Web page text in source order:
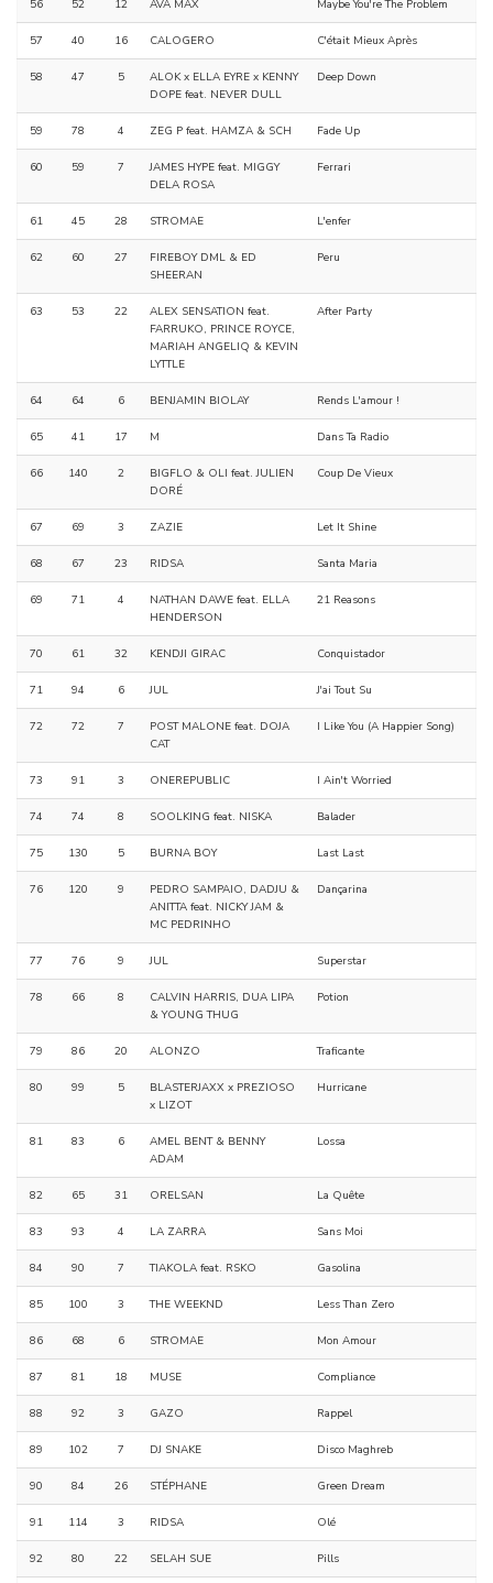
56 52 12 AVA MAX Maybe You're The Problem
57 40 16 CALOGERO C'était Mieux Après
58 47 5
ALOK x ELLA EYRE x KENNY
DOPE feat. NEVER DULL
Deep Down
59 78 4 ZEG P feat. HAMZA & SCH Fade Up
60 59 7
JAMES HYPE feat. MIGGY
DELA ROSA
Ferrari
61 45 28 STROMAE L'enfer
62 60 27
FIREBOY DML & ED
SHEERAN
Peru
63 53 22
ALEX SENSATION feat.
FARRUKO, PRINCE ROYCE,
MARIAH ANGELIQ & KEVIN
LYTTLE
After Party
64 64 6 BENJAMIN BIOLAY Rends L'amour !
65 41 17 M Dans Ta Radio
66 140 2
BIGFLO & OLI feat. JULIEN
DORÉ
Coup De Vieux
67 69 3 ZAZIE Let It Shine
68 67 23 RIDSA Santa Maria
69 71 4
NATHAN DAWE feat. ELLA
HENDERSON
21 Reasons
70 61 32 KENDJI GIRAC Conquistador
71 94 6 JUL J'ai Tout Su
72 72 7
POST MALONE feat. DOJA
CAT
I Like You (A Happier Song)
73 91 3 ONEREPUBLIC I Ain't Worried
74 74 8 SOOLKING feat. NISKA Balader
75 130 5 BURNA BOY Last Last
76 120 9
PEDRO SAMPAIO, DADJU &
ANITTA feat. NICKY JAM &
MC PEDRINHO
Dançarina
77 76 9 JUL Superstar
78 66 8
CALVIN HARRIS, DUA LIPA
& YOUNG THUG
Potion
79 86 20 ALONZO Traficante
80 99 5
BLASTERJAXX x PREZIOSO
x LIZOT
Hurricane
81 83 6
AMEL BENT & BENNY
ADAM
Lossa
82 65 31 ORELSAN La Quête
83 93 4 LA ZARRA Sans Moi
84 90 7 TIAKOLA feat. RSKO Gasolina
85 100 3 THE WEEKND Less Than Zero
86 68 6 STROMAE Mon Amour
87 81 18 MUSE Compliance
88 92 3 GAZO Rappel
89 102 7 DJ SNAKE Disco Maghreb
90 84 26 STÉPHANE Green Dream
91 114 3 RIDSA Olé
92 80 22 SELAH SUE Pills